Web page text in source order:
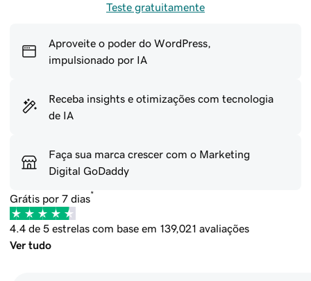
Aproveite o poder do WordPress,
impulsionado por IA
Receba insights e otimizações com tecnologia
de IA
Faça sua marca crescer com o Marketing
Digital GoDaddy
Teste gratuitamente
Grátis por 7 dias*
4.4 de 5 estrelas com base em 139,021 avaliações
Ver tudo